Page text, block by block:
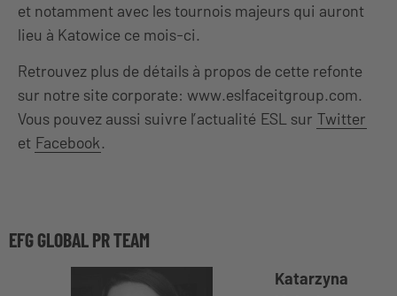
et notamment avec les tournois majeurs qui auront
lieu à Katowice ce mois-ci.
Retrouvez plus de détails à propos de cette refonte
sur notre site corporate: www.eslfaceitgroup.com.
Vous pouvez aussi suivre l’actualité ESL sur Twitter
et Facebook.
EFG GLOBAL PR TEAM
Katarzyna